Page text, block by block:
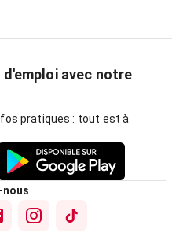
avec notre
pratiques : tout est à
nous